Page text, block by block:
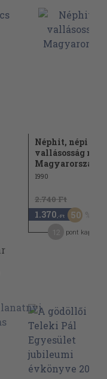
Néphit, népi
vallásosság ma
1990
2.740 Ft
1.370 ,-Ft 50
pont kapható